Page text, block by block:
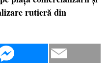
rutieră din